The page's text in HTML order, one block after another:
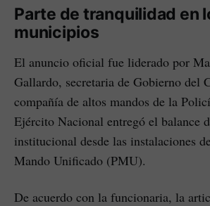
Parte de tranquilidad en
municipios
El anuncio oficial fue liderado por
Gallardo, secretaria de Gobierno del
compañía de altos mandos de la
Ejército Nacional entregó el balance
institucional desde las instalaciones
Mando Unificado (PMU).
De acuerdo con la funcionaria, la